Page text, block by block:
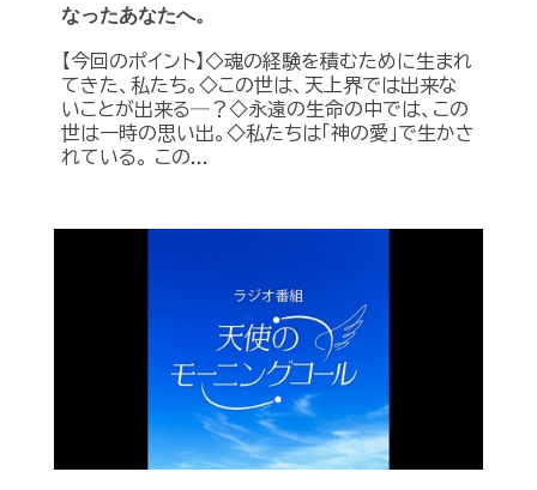
なったあなたへ。
【今回のポイント】◇魂の経験を積むために生まれ
てきた、私たち。◇この世は、天上界では出来な
いことが出来る―？◇永遠の生命の中では、この
世は一時の思い出。◇私たちは「神の愛」で生かさ
れている。 この...